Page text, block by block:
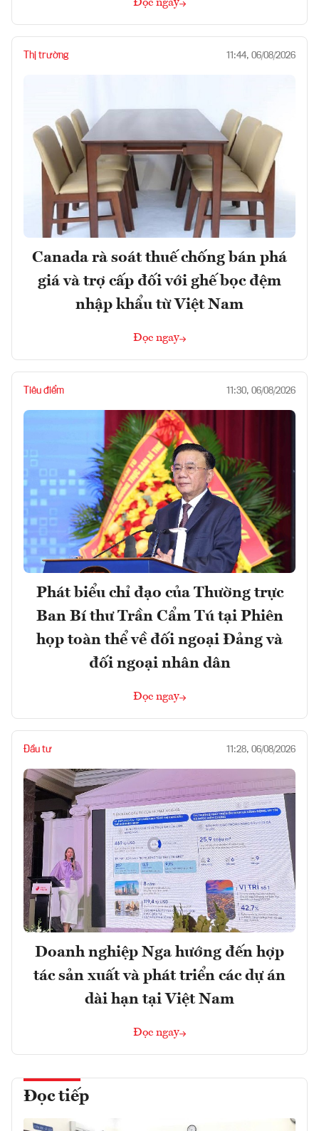
Đọc ngay
Thị trường 11:44, 06/08/2026
Canada rà soát thuế chống bán phá
giá và trợ cấp đối với ghế bọc đệm
nhập khẩu từ Việt Nam
Đọc ngay
Tiêu điểm 11:30, 06/08/2026
Phát biểu chỉ đạo của Thường trực
Ban Bí thư Trần Cẩm Tú tại Phiên
họp toàn thể về đối ngoại Đảng và
đối ngoại nhân dân
Đọc ngay
Đầu tư 11:28, 06/08/2026
Doanh nghiệp Nga hướng đến hợp
tác sản xuất và phát triển các dự án
dài hạn tại Việt Nam
Đọc ngay
Đọc tiếp